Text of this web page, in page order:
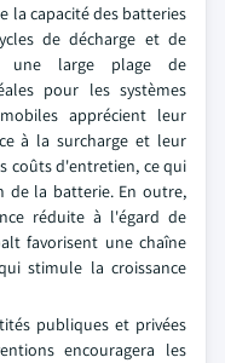
la capacité des batteries
de décharge et de
une large plage de
pour les systèmes
apprécient leur
à la surcharge et leur
coûts d'entretien, ce qui
de la batterie. En outre,
réduite à l'égard de
favorisent une chaîne
stimule la croissance
publiques et privées
encouragera les